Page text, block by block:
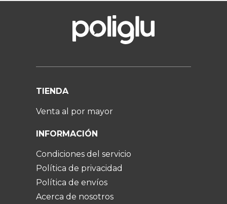
TIENDA
Venta al por mayor
INFORMACIÓN
Condiciones del servicio
Política de privacidad
Política de envíos
Acerca de nosotros